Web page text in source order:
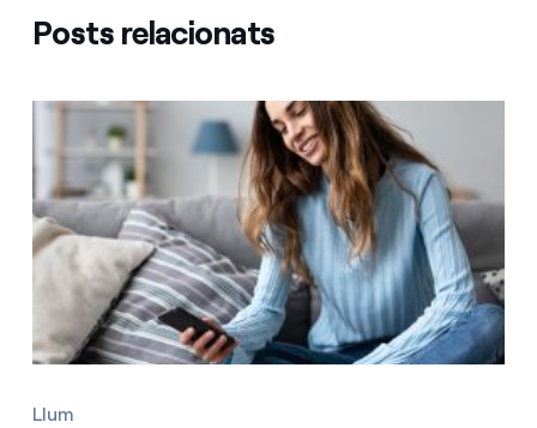
Posts relacionats
Llum